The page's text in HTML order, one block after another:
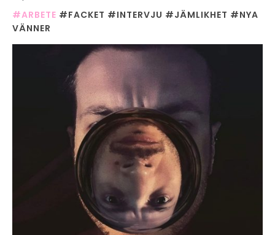
#ARBETE #FACKET #INTERVJU #JÄMLIKHET #NYA
VÄNNER